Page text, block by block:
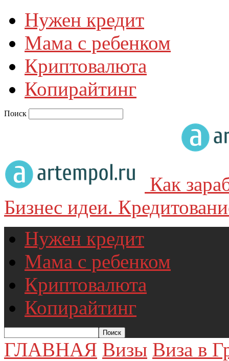
Нужен кредит
Мама с ребенком
Криптовалюта
Копирайтинг
Поиск
Как
Бизнес идеи.
Нужен кредит
Мама с ребенком
Криптовалюта
Копирайтинг
ГЛАВНАЯ Визы Виза в